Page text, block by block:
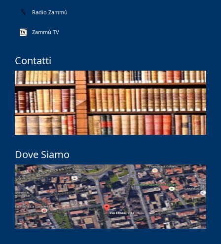
Radio Zammù
Zammù TV
Contatti
Dove Siamo